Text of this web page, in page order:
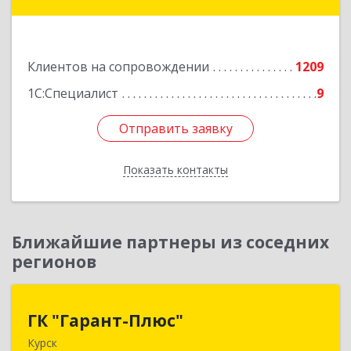
Клиентов на сопровождении
1209
1С:Специалист
9
Отправить заявку
Показать контакты
Отправить заявку
Назад
Ближайшие партнеры из соседних
регионов
ГК "Гарант-Плюс"
Курск
305035, Курская обл, Курск г, Овечкина ул, дом